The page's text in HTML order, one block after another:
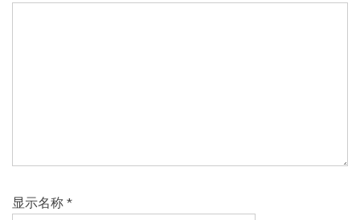
显示名称 *